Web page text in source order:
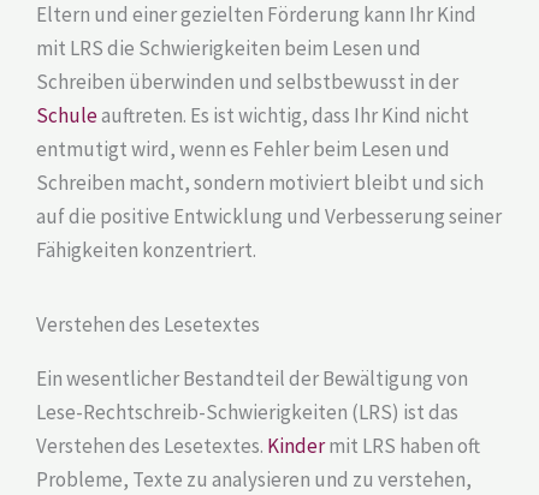
Eltern und einer gezielten Förderung kann Ihr Kind
mit LRS die Schwierigkeiten beim Lesen und
Schreiben überwinden und selbstbewusst in der
Schuleauftreten. Es ist wichtig, dass Ihr Kind nicht
entmutigt wird, wenn es Fehler beim Lesen und
Schreiben macht, sondern motiviert bleibt und sich
auf die positive Entwicklung und Verbesserung seiner
Fähigkeiten konzentriert.
Verstehen des Lesetextes
Ein wesentlicher Bestandteil der Bewältigung von
Lese-Rechtschreib-Schwierigkeiten (LRS) ist das
Verstehen des Lesetextes. Kindermit LRS haben oft
Probleme, Texte zu analysieren und zu verstehen,